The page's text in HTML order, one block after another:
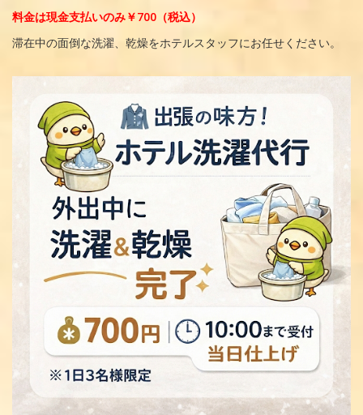
料金は現金支払いのみ￥700（税込）
滞在中の面倒な洗濯、乾燥をホテルスタッフにお任せください。